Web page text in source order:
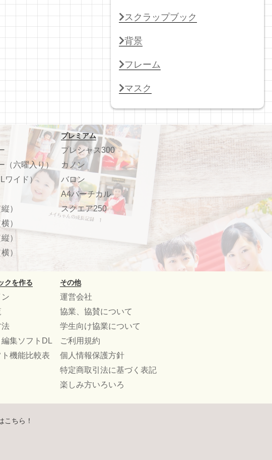
スクラップブック
背景
フレーム
マスク
（六曜入り）
ワイド）
）
）
）
）
プレミアム
プレシャス300
カノン
バロン
A4バーチカル
スクエア250
クを作る
法
編集ソフトDL
機能比較表
その他
運営会社
協業、協賛について
学生向け協業について
ご利用規約
個人情報保護方針
特定商取引法に基づく表記
楽しみ方いろいろ
こちら！